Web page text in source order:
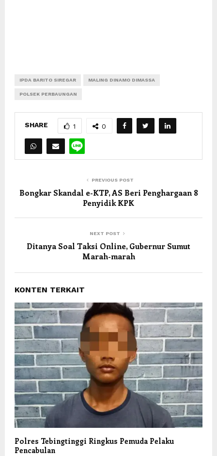
IPDA BARITO SIREGAR MALING DINAMO DIMASSA
POLSEK PERBAUNGAN
SHARE 1 0
PREVIOUS POST
Bongkar Skandal e-KTP, AS Beri Penghargaan 8
Penyidik KPK
NEXT POST
Ditanya Soal Taksi Online, Gubernur Sumut
Marah-marah
KONTEN TERKAIT
Polres Tebingtinggi Ringkus Pemuda Pelaku
Pencabulan